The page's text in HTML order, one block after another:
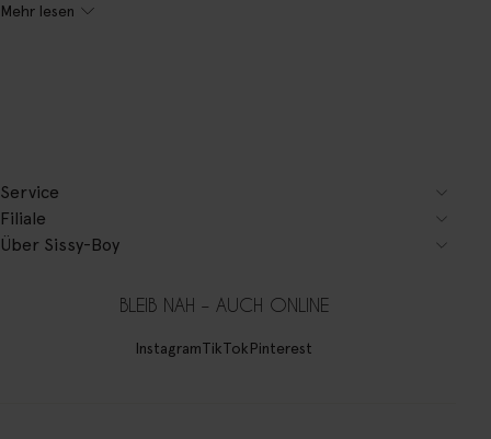
Mehr lesen
Service
Filiale
Über Sissy-Boy
BLEIB NAH – AUCH ONLINE
InstagramTikTokPinterest